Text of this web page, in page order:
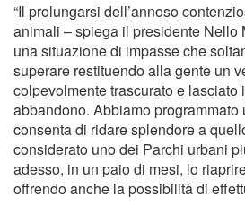
“Il prolungarsi dell’annoso
animali – spiega il presidente Nello
una situazione di impasse che
superare restituendo alla gente un
colpevolmente trascurato e lasciato
abbandono. Abbiamo programmato
consenta di ridare splendore a
considerato uno dei Parchi urbani
adesso, in un paio di mesi, lo
offrendo anche la possibilità di